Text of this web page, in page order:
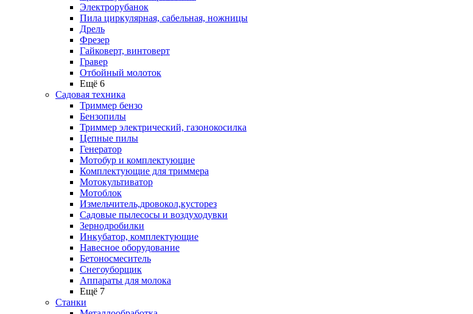
Электрорубанок
Пила циркулярная, сабельная, ножницы
Дрель
Фрезер
Гайковерт, винтоверт
Гравер
Отбойный молоток
Ещё 6
Садовая техника
Триммер бензо
Бензопилы
Триммер электрический, газонокосилка
Цепные пилы
Генератор
Мотобур и комплектующие
Комплектующие для триммера
Мотокультиватор
Мотоблок
Измельчитель,дровокол,кусторез
Садовые пылесосы и воздуходувки
Зернодробилки
Инкубатор, комплектующие
Навесное оборудование
Бетоносмеситель
Снегоуборщик
Аппараты для молока
Ещё 7
Станки